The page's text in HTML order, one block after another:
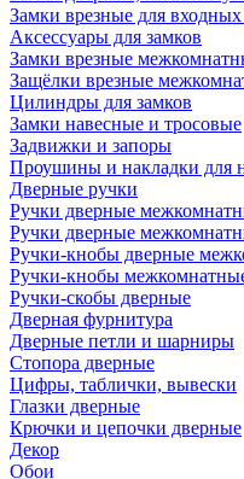
Замки врезные для входных
Аксессуары для замков
Замки врезные
Защёлки врезные
Цилиндры для замков
Замки навесные и тросовые
Задвижки и запоры
Проушины и накладки для
Дверные ручки
Ручки дверные
Ручки дверные
Ручки-кнобы дверные
Ручки-кнобы
Ручки-скобы дверные
Дверная фурнитура
Дверные петли и шарниры
Стопора дверные
Цифры, таблички, вывески
Глазки дверные
Крючки и цепочки дверные
Декор
Обои